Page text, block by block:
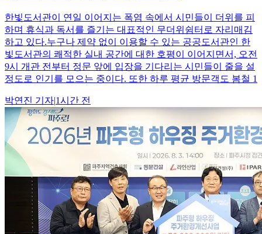
한빛도서관이 연일 이어지는 폭염 속에서 시민들이 더위를 피
하며 휴식과 독서를 즐기는 대표적인 무더위쉼터로 자리매김
하고 있다.누구나 제약 없이 이용할 수 있는 공공도서관인 한
빛도서관의 쾌적한 실내 공간에 대한 호평이 이어지면서, 오전
9시 개관 전부터 정문 앞에 입장을 기다리는 시민들이 줄을 설
정도로 인기를 모으는 중이다. 또한 하루 평균 방문객도 봄철 1
박연진 기자|1시간 전